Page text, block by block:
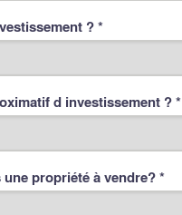
? *
d investissement ? *
une propriété à vendre? *